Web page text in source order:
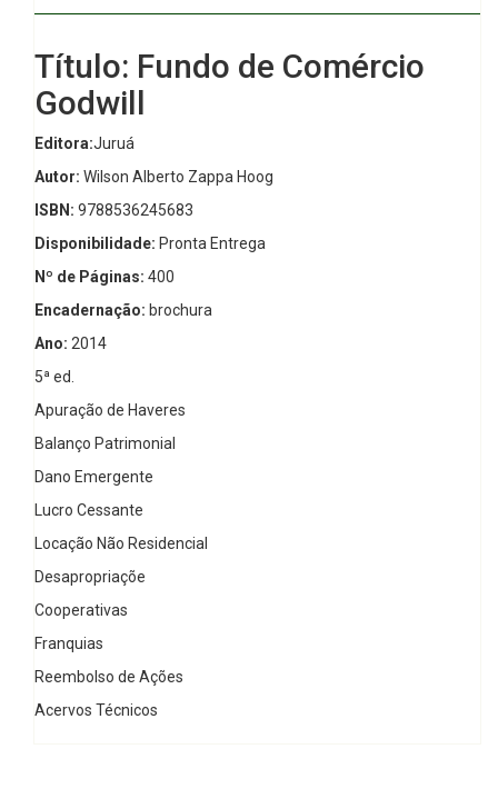
Título: Fundo de Comércio
Godwill
Editora:Juruá
Autor: Wilson Alberto Zappa Hoog
ISBN: 9788536245683
Disponibilidade: Pronta Entrega
Nº de Páginas: 400
Encadernação: brochura
Ano: 2014
5ª ed.
Apuração de Haveres
Balanço Patrimonial
Dano Emergente
Lucro Cessante
Locação Não Residencial
Desapropriaçõe
Cooperativas
Franquias
Reembolso de Ações
Acervos Técnicos